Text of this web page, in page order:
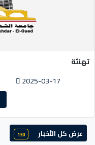
تهنئة
2025-03-17
عرض كل الأخبار 130